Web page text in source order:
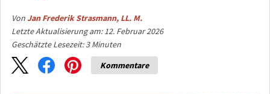
VonJan Frederik Strasmann, LL. M.
Letzte Aktualisierung am: 12. Februar 2026
Geschätzte Lesezeit:3 Minuten
Kommentare